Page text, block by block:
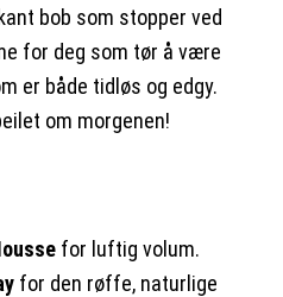
bob som stopper ved
for deg som tør å være
er både tidløs og edgy.
om morgenen!
for luftig volum.
for den røffe, naturlige